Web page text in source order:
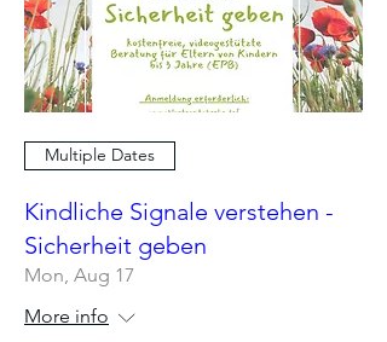
Multiple Dates
Kindliche Signale verstehen -
Sicherheit geben
Mon, Aug 17
More info